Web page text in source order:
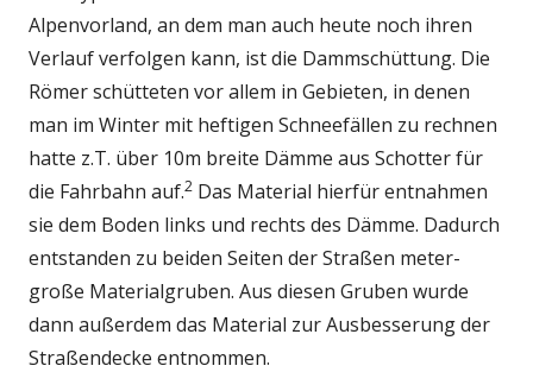
Alpenvorland, an dem man auch heute noch ihren
Verlauf verfolgen kann, ist die Dammschüttung. Die
Römer schütteten vor allem in Gebieten, in denen
man im Winter mit heftigen Schneefällen zu rechnen
hatte z.T. über 10m breite Dämme aus Schotter für
die Fahrbahn auf.2 Das Material hierfür entnahmen
sie dem Boden links und rechts des Dämme. Dadurch
entstanden zu beiden Seiten der Straßen meter-
große Materialgruben. Aus diesen Gruben wurde
dann außerdem das Material zur Ausbesserung der
Straßendecke entnommen.